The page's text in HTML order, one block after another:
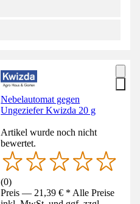
Nebelautomat gegen
Ungeziefer Kwizda 20 g
Artikel wurde noch nicht
bewertet.
(0)
Preis — 21,39 € * Alle Preise